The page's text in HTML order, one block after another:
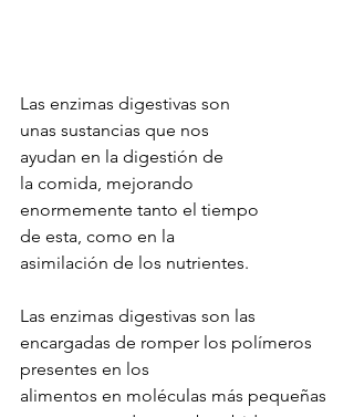
Las enzimas digestivas son
unas sustancias que nos
ayudan en la digestión de
la comida, mejorando
enormemente tanto el tiempo
de esta, como en la
asimilación de los nutrientes.
Las enzimas digestivas son las
encargadas de romper los polímeros
presentes en los
alimentos en moléculas más pequeñas